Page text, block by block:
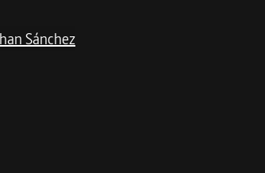
Sánchez